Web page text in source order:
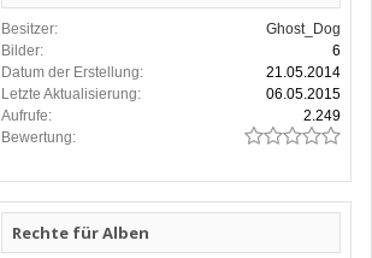
Besitzer:
Ghost_Dog
Bilder:
6
Datum der Erstellung:
21.05.2014
Letzte Aktualisierung:
06.05.2015
Aufrufe:
2.249
Bewertung:
Rechte für Alben